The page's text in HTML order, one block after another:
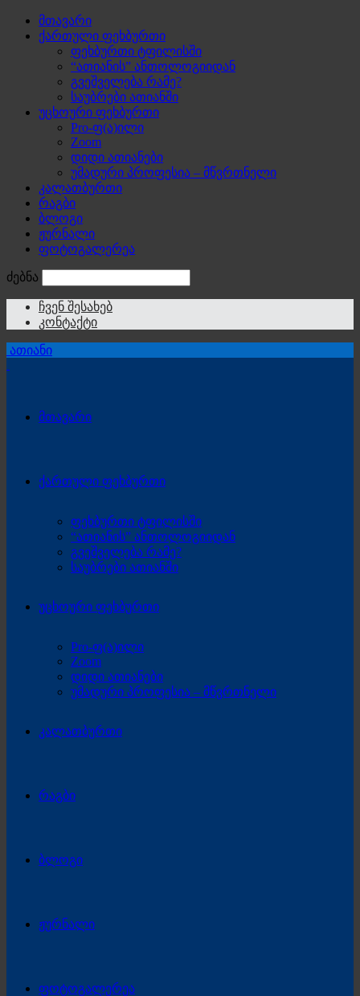
მთავარი
ქართული ფეხბურთი
ფეხბურთი ტფილისში
“ათიანის” ანთოლოგიიდან
გვეშველება რამე?
საუბრები ათიანში
უცხოური ფეხბურთი
Pro-ფ(ა)ილი
Zoom
დიდი ათიანები
უმადური პროფესია – მწვრთნელი
კალათბურთი
რაგბი
ბლოგი
ჟურნალი
ფოტოგალერეა
ძებნა
ჩვენ შესახებ
კონტაქტი
ათიანი
მთავარი
ქართული ფეხბურთი
ფეხბურთი ტფილისში
“ათიანის” ანთოლოგიიდან
გვეშველება რამე?
საუბრები ათიანში
უცხოური ფეხბურთი
Pro-ფ(ა)ილი
Zoom
დიდი ათიანები
უმადური პროფესია – მწვრთნელი
კალათბურთი
რაგბი
ბლოგი
ჟურნალი
ფოტოგალერეა